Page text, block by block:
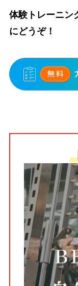
体験トレーニン
にどうぞ！